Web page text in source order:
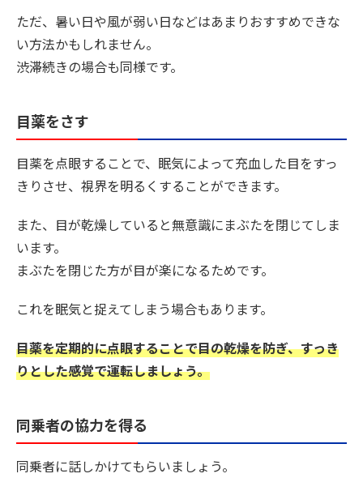
ただ、暑い日や風が弱い日などはあまりおすすめできな
い方法かもしれません。
渋滞続きの場合も同様です。
目薬をさす
目薬を点眼することで、眠気によって充血した目をすっ
きりさせ、視界を明るくすることができます。
また、目が乾燥していると無意識にまぶたを閉じてしま
います。
まぶたを閉じた方が目が楽になるためです。
これを眠気と捉えてしまう場合もあります。
目薬を定期的に点眼することで目の乾燥を防ぎ、すっき
りとした感覚で運転しましょう。
同乗者の協力を得る
同乗者に話しかけてもらいましょう。